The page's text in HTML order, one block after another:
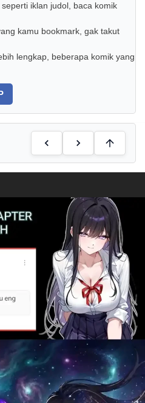
iklan judol, baca komik
kamu bookmark, gak takut
lengkap, beberapa komik yang